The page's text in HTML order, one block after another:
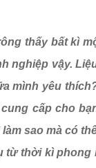
thấy bất kì
vậy.
yêu
cấp cho
sao mà có
thời kì